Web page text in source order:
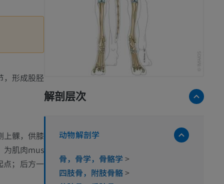
，形成股胫
上髁，供膝
为肌肉mus
；后方一
解剖层次
动物解剖学
骨，骨学，骨骼学 >
四肢骨，附肢骨骼>